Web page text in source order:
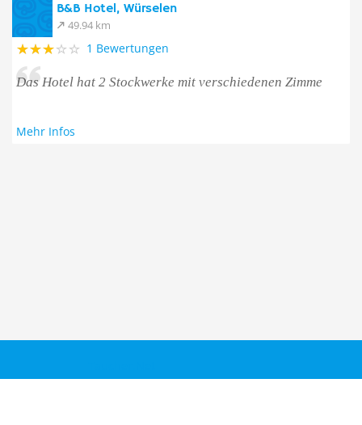
B&B Hotel, Würselen
49.94 km
1 Bewertungen
Das Hotel hat 2 Stockwerke mit verschiedenen Zimme
Mehr Infos